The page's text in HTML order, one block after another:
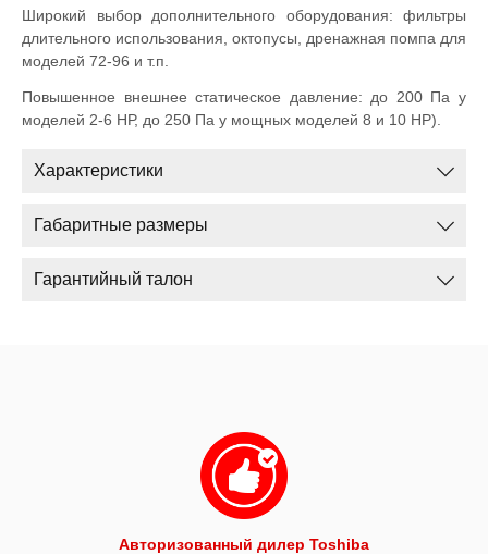
Широкий выбор дополнительного оборудования: фильтры
длительного использования, октопусы, дренажная помпа для
моделей 72-96 и т.п.
Повышенное внешнее статическое давление: до 200 Па у
моделей 2-6 НР, до 250 Па у мощных моделей 8 и 10 НР).
Характеристики
Габаритные размеры
Гарантийный талон
Авторизованный дилер Toshiba